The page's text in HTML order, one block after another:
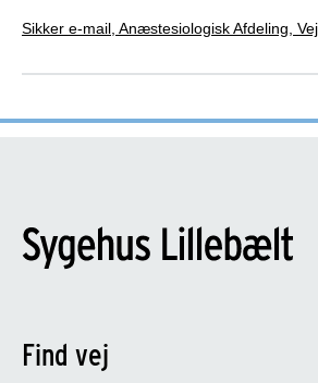
Sikker e-mail, Anæstesiologisk Afdeling,
Find vej